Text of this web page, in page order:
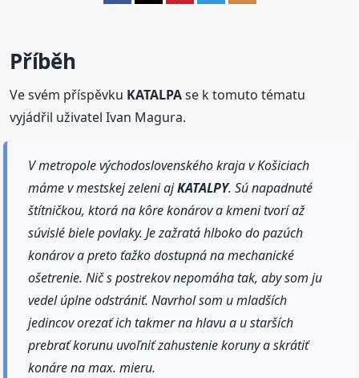
Příběh
Ve svém příspěvku KATALPAse k tomuto tématu
vyjádřil uživatel Ivan Magura.
V metropole východoslovenského kraja v Košiciach
máme v mestskej zeleni ajKATALPY. Sú napadnuté
štítničkou, ktorá na kôre konárov a kmeni tvorí až
súvislé biele povlaky. Je zažratá hlboko do pazúch
konárov a preto ťažko dostupná na mechanické
ošetrenie. Nič s postrekov nepomáha tak, aby som ju
vedel úplne odstrániť. Navrhol som u mladších
jedincov orezať ich takmer na hlavu a u starších
prebrať korunu uvoľniť zahustenie koruny a skrátiť
konáre na max. mieru.